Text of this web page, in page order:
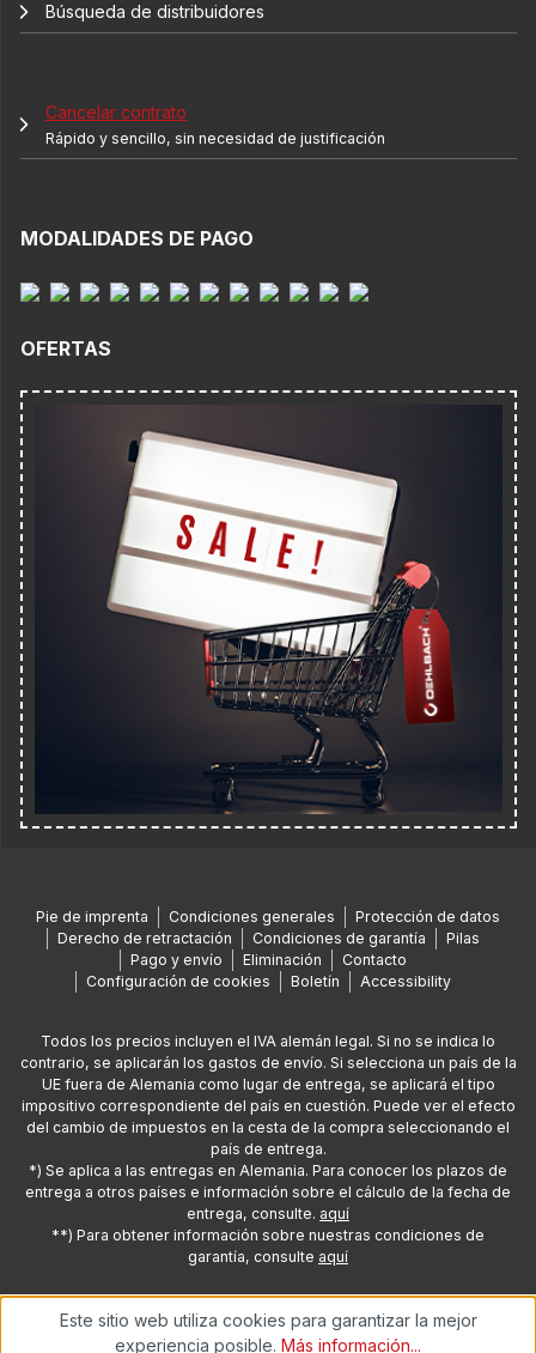
Búsqueda de distribuidores
Cancelar contrato
Rápido y sencillo, sin necesidad de justificación
MODALIDADES DE PAGO
OFERTAS
Pie de imprenta Condiciones generales
Protección de datos
Derecho de retractación
Condiciones de garantía
Pilas
Pago y envío
Eliminación
Contacto
Configuración de cookies
Boletín Accessibility
Todos los precios incluyen el IVA alemán legal. Si no se indica lo
contrario, se aplicarán los gastos de envío. Si selecciona un país de la
UE fuera de Alemania como lugar de entrega, se aplicará el tipo
impositivo correspondiente del país en cuestión. Puede ver el efecto
del cambio de impuestos en la cesta de la compra seleccionando el
país de entrega.
*) Se aplica a las entregas en Alemania. Para conocer los plazos de
entrega a otros países e información sobre el cálculo de la fecha de
entrega, consulte. aquí
**) Para obtener información sobre nuestras condiciones de
garantía, consulte aquí
© 2026 Copyright de Oehlbach® Kabel GmbH
Este sitio web utiliza cookies para garantizar la mejor
experiencia posible. Más información...